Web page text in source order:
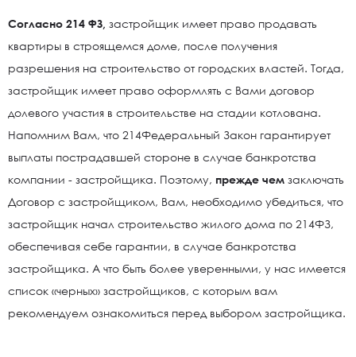
Согласно 214 ФЗ, застройщик имеет право продавать
квартиры в строящемся доме, после получения
разрешения на строительство от городских властей. Тогда,
застройщик имеет право оформлять с Вами договор
долевого участия в строительстве на стадии котлована.
Напомним Вам, что 214Федеральный Закон гарантирует
выплаты пострадавшей стороне в случае банкротства
компании - застройщика. Поэтому, прежде чем заключать
Договор с застройщиком, Вам, необходимо убедиться, что
застройщик начал строительство жилого дома по 214ФЗ,
обеспечивая себе гарантии, в случае банкротства
застройщика. А что быть более уверенными, у нас имеется
список «черных» застройщиков, с которым вам
рекомендуем ознакомиться перед выбором застройщика.